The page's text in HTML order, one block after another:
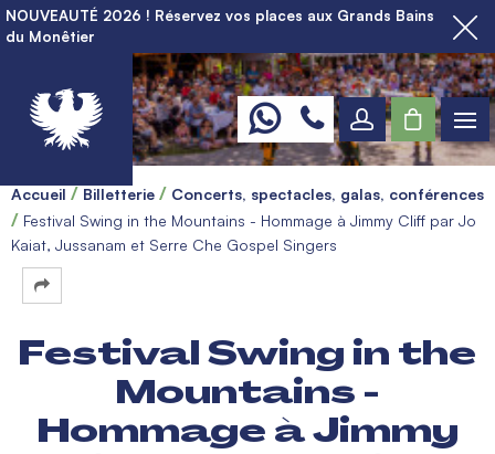
NOUVEAUTÉ 2026 ! Réservez vos places aux Grands Bains
du Monêtier
Accueil Billetterie
Concerts, spectacles, galas, conférences
Festival Swing in the Mountains - Hommage à Jimmy Cliff par Jo
Kaiat, Jussanam et Serre Che Gospel Singers
Festival Swing in the
Mountains -
Hommage à Jimmy